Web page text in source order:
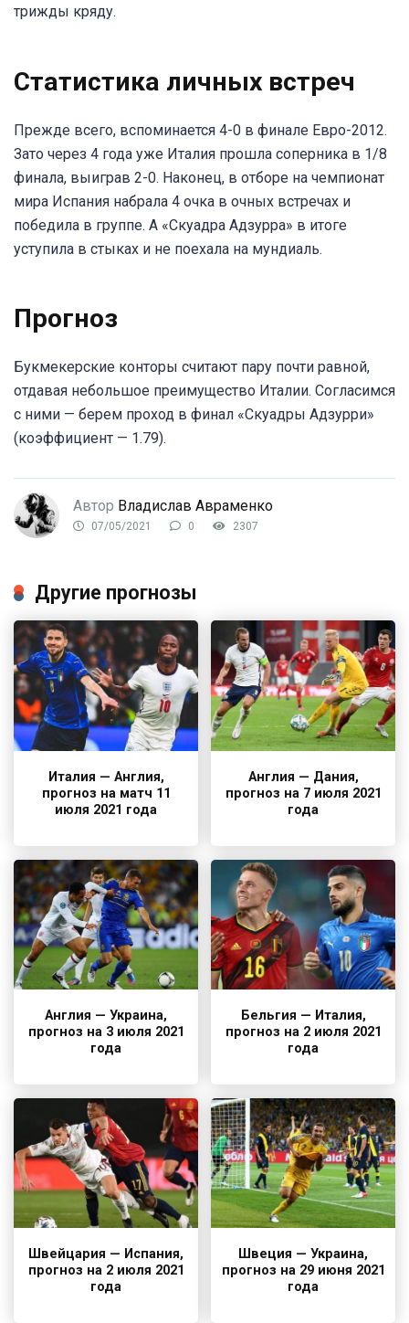
трижды кряду.
Статистика личных встреч
Прежде всего, вспоминается 4-0 в финале Евро-2012.
Зато через 4 года уже Италия прошла соперника в 1/8
финала, выиграв 2-0. Наконец, в отборе на чемпионат
мира Испания набрала 4 очка в очных встречах и
победила в группе. А «Скуадра Адзурра» в итоге
уступила в стыках и не поехала на мундиаль.
Прогноз
Букмекерские конторы считают пару почти равной,
отдавая небольшое преимущество Италии. Согласимся
с ними — берем проход в финал «Скуадры Адзурри»
(коэффициент — 1.79).
Автор Владислав Авраменко
07/05/2021 0 2307
Другие прогнозы
Италия — Англия,
прогноз на матч 11
июля 2021 года
Англия — Дания,
прогноз на 7 июля 2021
года
Англия — Украина,
прогноз на 3 июля 2021
года
Бельгия — Италия,
прогноз на 2 июля 2021
года
Швейцария — Испания,
прогноз на 2 июля 2021
года
Швеция — Украина,
прогноз на 29 июня 2021
года